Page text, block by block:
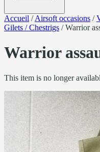
Accueil /Airsoft occasions /
Gilets / Chestrigs /Warrior
Warrior
This item is no longer